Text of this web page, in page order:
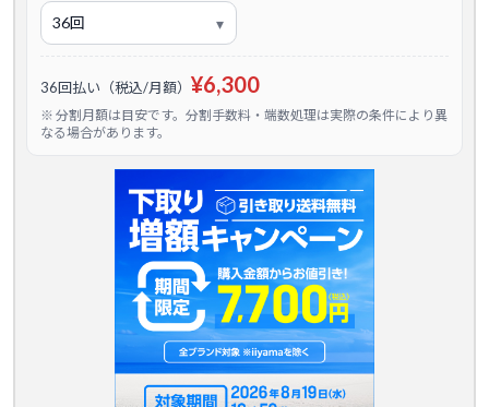
36回払い（税込/月額） ¥6,300
※ 分割月額は目安です。分割手数料・端数処理は実際の条件により異
なる場合があります。